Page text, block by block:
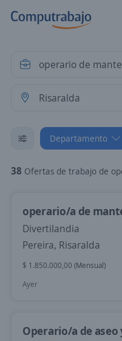
Departamento
38 Ofertas de trabajo de operario de
operario/a de
Divertilandia
Pereira, Risaralda
$ 1.850.000,00 (Mensual)
Ayer
Operario/a de